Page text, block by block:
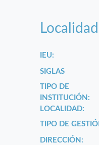
IEU:
SIGLAS
TIPO DE
INSTITUCIÓN:
LOCALIDAD:
TIPO DE
DIRECCIÓN: